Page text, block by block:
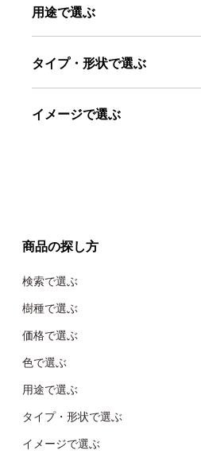
用途で選ぶ
タイプ・形状で選ぶ
イメージで選ぶ
商品の探し方
検索で選ぶ
樹種で選ぶ
価格で選ぶ
色で選ぶ
用途で選ぶ
タイプ・形状で選ぶ
イメージで選ぶ